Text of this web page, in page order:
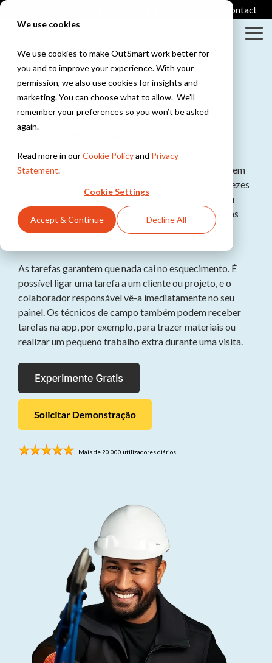
We use cookies
We use cookies to make OutSmart work better for
you and to improve your experience. With your
permission, we also use cookies for insights and
marketing. You can choose what to allow. We’ll
remember your preferences so you won’t be asked
again.
Read more in ourCookie Policyand Privacy
Statement.
Cookie Settings
Accept & Continue Decline All
Skip
content.
Contact
Huisjes
Even
wat 'ie
hiermee
doet
Bonnetjes
En waat
nu weer?
Testing 1
Testing 2
Testing 3
bank en
ramen
Checklists
Met mooie
vakjes en
vinkjes
Werkbon
Met
afgevinkte
dingetjes
Testing 1
Sub
Sub
Nav 2
Testing 3
Column
Headline
Testing 1
Testing 2
Tarefas
Atribuição e acompanhamento de
tarefas de forma simples.
Com o Power-Up Tarefas, é possível criar e atribuir
facilmente pequenas tarefas dentro do OutSmart. Nem
tudo requer uma ordem de trabalho completa – às vezes
trata-se de um telefonema, preparar uma cotação ou
passar uma breve mensagem. Para essas situações, as
Tarefas são ideais: pequenas, concisas e atribuídas
As tarefas garantem que nada cai no esquecimento. É
possível ligar uma tarefa a um cliente ou projeto, e o
colaborador responsável vê-a imediatamente no seu
painel. Os técnicos de campo também podem receber
tarefas na app, por exemplo, para trazer materiais ou
realizar um pequeno trabalho extra durante uma visita.
Mais de 20.000 utilizadores diários